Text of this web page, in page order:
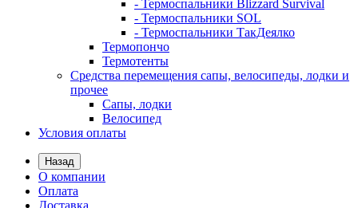
- Термоспальники Blizzard Survival
- Термоспальники SOL
- Термоспальники ТакДеялко
Термопончо
Термотенты
Средства перемещения сапы, велосипеды, лодки и
прочее
Сапы, лодки
Велосипед
Условия оплаты
Назад
О компании
Оплата
Доставка